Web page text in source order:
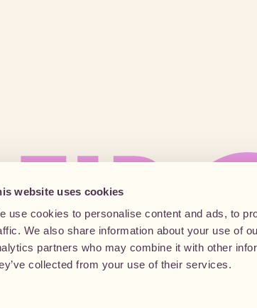
website uses cookies
use cookies to personalise content and ads, to
We also share information about your use of
partners who may combine it with other
collected from your use of their services.